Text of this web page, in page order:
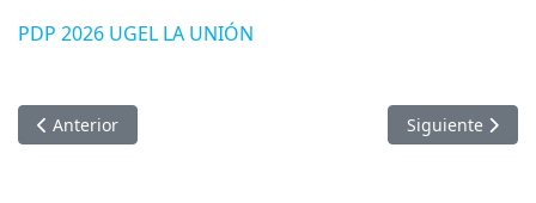
PDP 2026 UGEL LA UNIÓN
Artículo anterior: COMUNICADO DE PROCESO DE SELECCIÓN
Anterior Artículo
Siguiente